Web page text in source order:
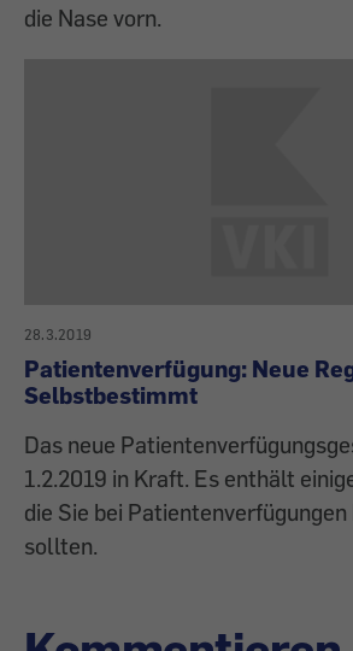
die Nase vorn.
28.3.2019
Patientenverfügung: Neue
Selbstbestimmt
Das neue
1.2.2019 in Kraft. Es enthält
die Sie bei
sollten.